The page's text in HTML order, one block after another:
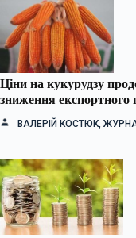
Ціни на кукурудзу
зниження експортного
ВАЛЕРІЙ КОСТЮК,